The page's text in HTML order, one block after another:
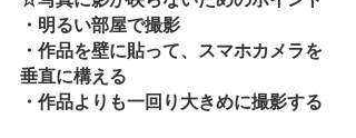
・明るい部屋で撮影
・作品を壁に貼って、スマホカメラを
垂直に構える
・作品よりも一回り大きめに撮影する